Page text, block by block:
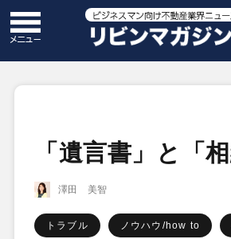
「遺言書」と「相
澤田 美智
トラブル ノウハウ/how to